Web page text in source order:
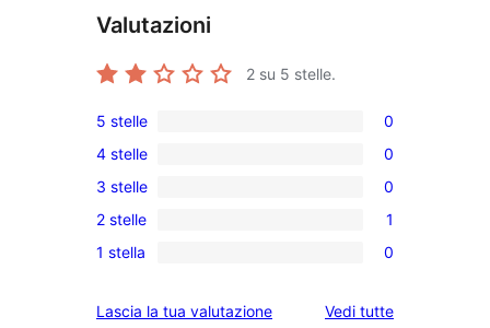
Valutazioni
2 su 5 stelle.
0
recensioni
a
5-
stelle
5 stelle 0
0
recensioni
a
4-
4 stelle 0
0
recensioni
a
stelle
3 stelle 0
1
2-
a
2 stelle 1
0
a
1 stella 0
Lascia la tua valutazione Vedi tuttele